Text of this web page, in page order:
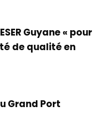
Guyane « pour
de qualité en
Grand Port